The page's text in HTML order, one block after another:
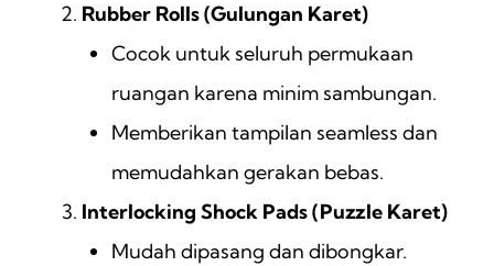
Rubber Rolls (Gulungan Karet)
Cocok untuk seluruh permukaan
ruangan karena minim sambungan.
Memberikan tampilan seamless dan
memudahkan gerakan bebas.
Interlocking Shock Pads (Puzzle Karet)
Mudah dipasang dan dibongkar.